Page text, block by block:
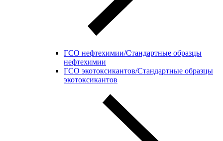
ГСО нефтехимии/Стандартные образцы
нефтехимии
ГСО экотоксикантов/Стандартные образцы
экотоксикантов